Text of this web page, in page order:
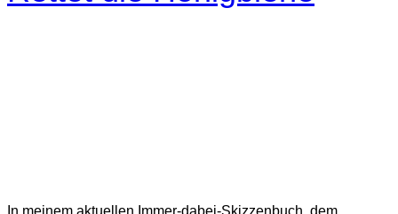
In meinem aktuellen Immer-dabei-Skizzenbuch, dem